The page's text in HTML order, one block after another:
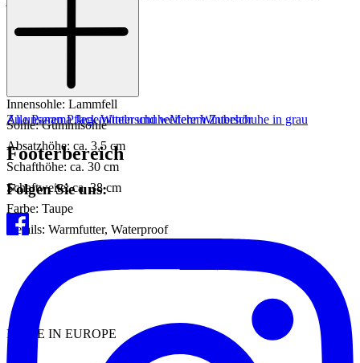
Innenmaterial: Lammfell
Innensohle: Lammfell
Sohle: Gummisohle
Absatzhöhe: ca. 3,5 cm
Schafthöhe: ca. 30 cm
Schaftweite: ca. 38 cm
Farbe: Taupe
Details: Warmfutter, Waterproof
MADE IN EUROPE
Zu unseren Pflegemitteln und weiterem Zubehör
Alle Panama Jack WinterschuheMehr Winterschuhe in grau
Footerbereich
Folgen Sie uns: